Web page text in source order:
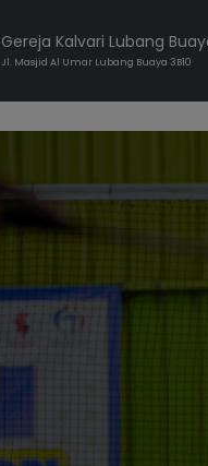
Gereja Kalvari Lubang
Jl. Masjid Al Umar Lubang Buaya 3B10